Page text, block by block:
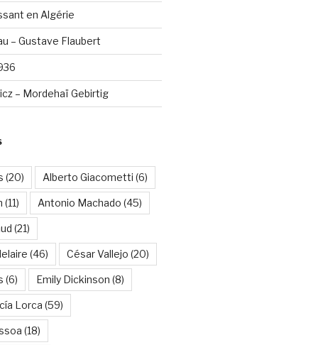
en Algérie
– Gustave Flaubert
– Mordehaï Gebirtig
(20) Alberto Giacometti (6)
(11) Antonio Machado (45)
(21)
(46) César Vallejo (20)
(6) Emily Dickinson (8)
Lorca (59)
(18)